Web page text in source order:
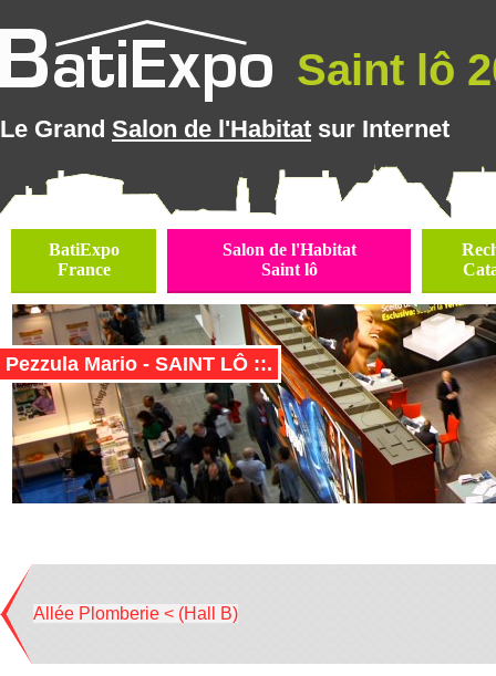
Saint lô
Le Grand Salon de l'Habitat sur Internet
BatiExpo
France
Salon de l'Habitat
Saint lô
Pezzula Mario - SAINT LÔ ::.
Allée Plomberie < (Hall B)